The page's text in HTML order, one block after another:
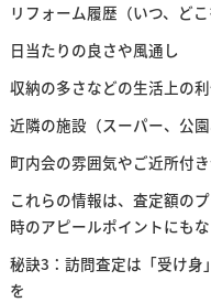
リフォーム履歴（いつ、ど
日当たりの良さや風通し
収納の多さなどの生活上の
近隣の施設（スーパー、公
町内会の雰囲気やご近所付
これらの情報は、査定額の
時のアピールポイントにもな
秘訣3：訪問査定は「受け身
を